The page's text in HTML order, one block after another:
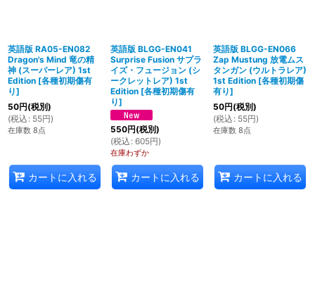
英語版 RA05-EN082
Dragon's Mind 竜の精
神 (スーパーレア) 1st
Edition [各種初期傷有
り]
50円(税別)
(税込 : 55円)
在庫数 8点
カートに入れる
英語版 BLGG-EN041
Surprise Fusion サプラ
イズ・フュージョン (シ
ークレットレア) 1st
Edition [各種初期傷有
り]
550円(税別)
(税込 : 605円)
在庫わずか
カートに入れる
英語版 BLGG-EN066
Zap Mustung 放電ムス
タンガン (ウルトラレア)
1st Edition [各種初期傷
有り]
50円(税別)
(税込 : 55円)
在庫数 8点
カートに入れる